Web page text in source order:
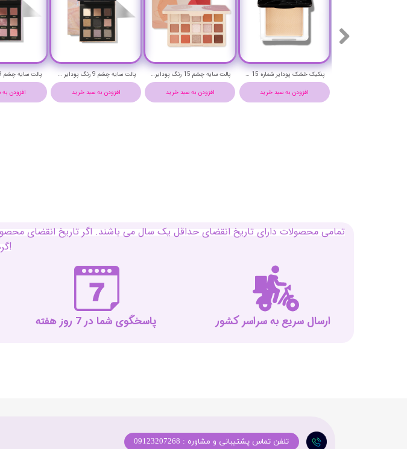
افزودن
پالت سایه چشم 9 رنگ پودایر مدل Rock Stratum
افزودن به سبد خرید
پالت سایه چشم 15 رنگ پودایر مدل Sweet Orange
افزودن به سبد خرید
پنکیک خشک پودایر شماره 15 - Pudaier compact powder
افزودن به سبد خرید
تمامی محصولات دارای تاریخ انقضای حداقل یک سال می باشند. اگر تاریخ انقضای
گردد!
پاسخگوی شما در 7 روز هفته ارسال سریع به سراسر کشور
تلفن تماس پشتیبانی و مشاوره : 09123207268